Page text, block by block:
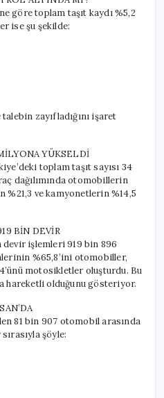
göre toplam taşıt kaydı %5,2
ise şu şekilde:
zayıfladığını işaret
YÜKSELDİ
toplam taşıt sayısı 34
dağılımında otomobillerin
%21,3 ve kamyonetlerin %14,5
BİN DEVİR
işlemleri 919 bin 896
%65,8’ini otomobiller,
motosikletler oluşturdu. Bu
hareketli olduğunu gösteriyor.
81 bin 907 otomobil arasında
şöyle: